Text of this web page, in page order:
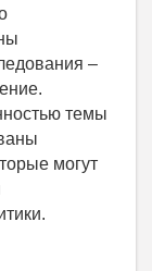
–
темы
могут